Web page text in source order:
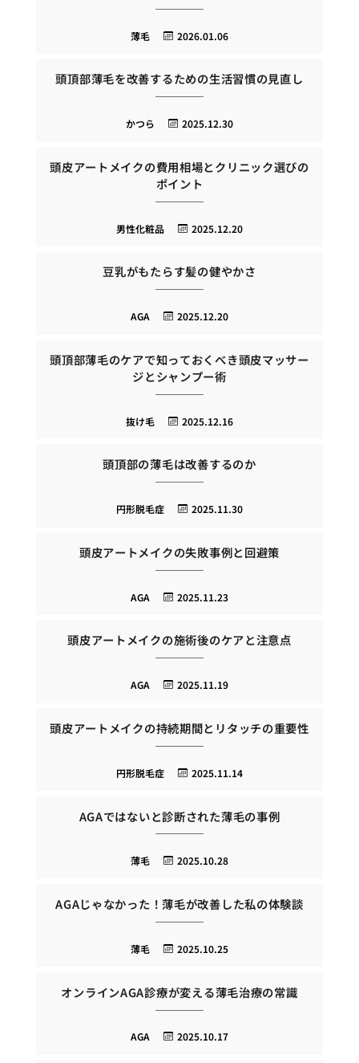
2026.01.06
薄毛
頭頂部薄毛を改善するための生活習慣の見直し
2025.12.30
かつら
頭皮アートメイクの費用相場とクリニック選びの
ポイント
2025.12.20
男性化粧品
豆乳がもたらす髪の健やかさ
2025.12.20
AGA
頭頂部薄毛のケアで知っておくべき頭皮マッサー
ジとシャンプー術
2025.12.16
抜け毛
頭頂部の薄毛は改善するのか
2025.11.30
円形脱毛症
頭皮アートメイクの失敗事例と回避策
2025.11.23
AGA
頭皮アートメイクの施術後のケアと注意点
2025.11.19
AGA
頭皮アートメイクの持続期間とリタッチの重要性
2025.11.14
円形脱毛症
AGAではないと診断された薄毛の事例
2025.10.28
薄毛
AGAじゃなかった！薄毛が改善した私の体験談
2025.10.25
薄毛
オンラインAGA診療が変える薄毛治療の常識
2025.10.17
AGA